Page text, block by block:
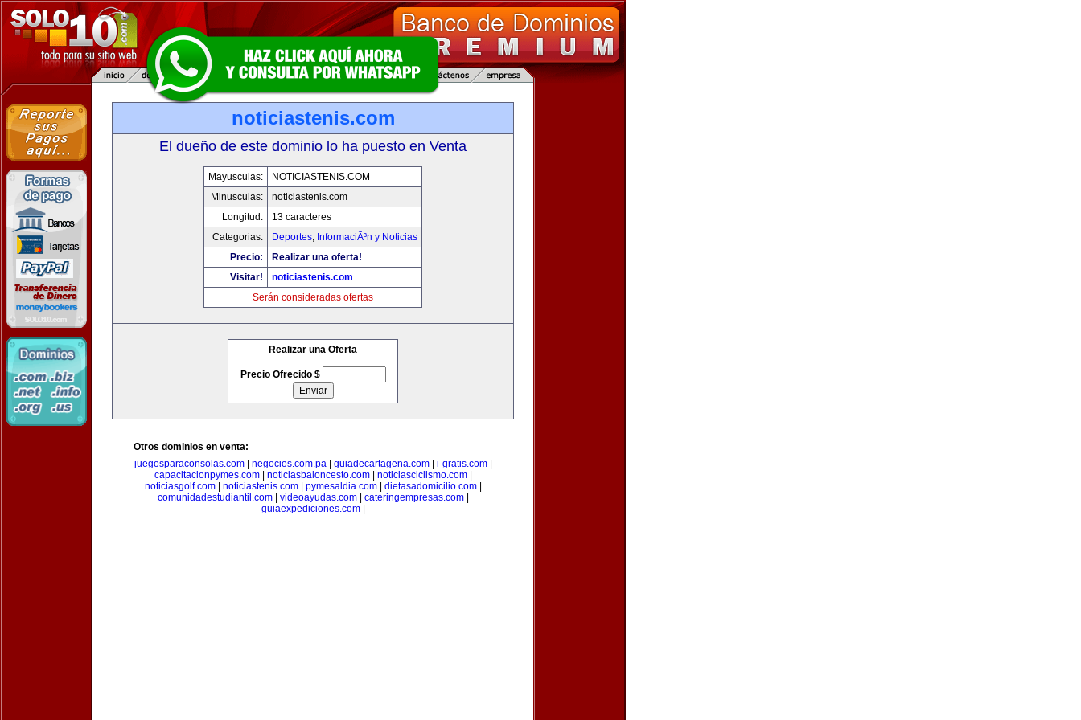
noticiastenis.com
El dueño de este dominio lo ha puesto en Venta
Mayusculas:
NOTICIASTENIS.COM
Minusculas:
noticiastenis.com
Longitud:
13 caracteres
Categorias:
Deportes, InformaciÃ³n y Noticias
Precio:
Realizar una oferta!
Visitar!
noticiastenis.com
Serán consideradas ofertas
Realizar una Oferta
Precio Ofrecido $
Otros dominios en venta:
juegosparaconsolas.com| negocios.com.pa| guiadecartagena.com| i-gratis.com|
capacitacionpymes.com| noticiasbaloncesto.com| noticiasciclismo.com|
noticiasgolf.com| noticiastenis.com| pymesaldia.com| dietasadomicilio.com|
comunidadestudiantil.com| videoayudas.com| cateringempresas.com|
guiaexpediciones.com|